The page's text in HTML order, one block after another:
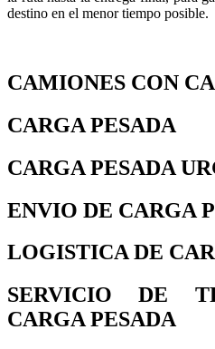
destino en el menor tiempo posible.
CAMIONES CON
CARGA PESADA
CARGA PESADA
ENVIO DE CARGA
LOGISTICA DE
SERVICIO DE
CARGA PESADA